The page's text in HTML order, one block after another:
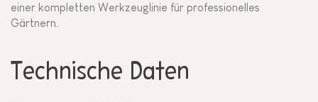
einer kompletten Werkzeuglinie für professionelles
Gärtnern.
Technische Daten